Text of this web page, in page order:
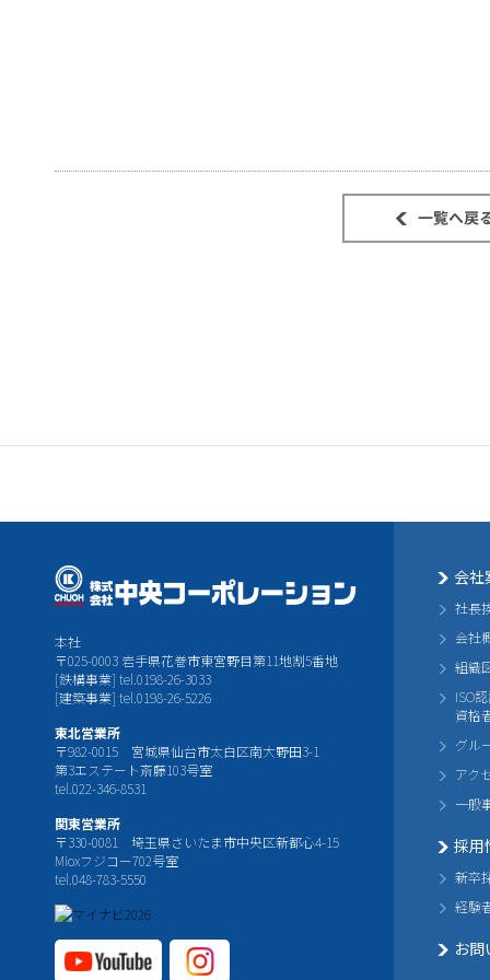
本社
〒025-0003 岩手県花巻市東宮野目第11地割5番地
[鉄構事業] tel.0198-26-3033
[建築事業] tel.0198-26-5226
東北営業所
〒982-0015 宮城県仙台市太白区南大野田3-1
第3エステート斎藤103号室
tel.022-346-8531
関東営業所
〒330-0081 埼玉県さいたま市中央区新都心4-15
Mioxフジコー702号室
tel.048-783-5550
会社
社長
会社
組織
ISO
資格
グル
アク
一般
採用
新卒
経験
お